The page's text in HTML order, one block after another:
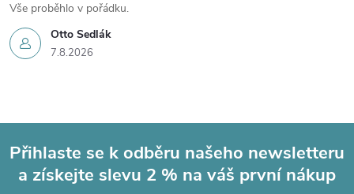
Otto Sedlák
7.8.2026
Vše proběhlo v pořádku.
Přihlaste se k odběru našeho newsletteru
a získejte slevu 2 % na váš první nákup